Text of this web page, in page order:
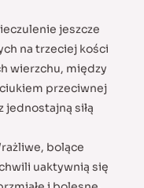
jeszcze
na trzeciej kości
wierzchu, między
przeciwnej
siłą
bolące
uaktywnią się